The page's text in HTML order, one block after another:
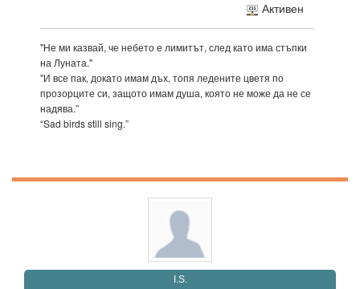
Активен
"Не ми казвай, че небето е лимитът, след като има стъпки
на Луната."
"И все пак, докато имам дъх, топя ледените цветя по
прозорците си, защото имам душа, която не може да не се
надява.”
“Sad birds still sing.”
I.S.